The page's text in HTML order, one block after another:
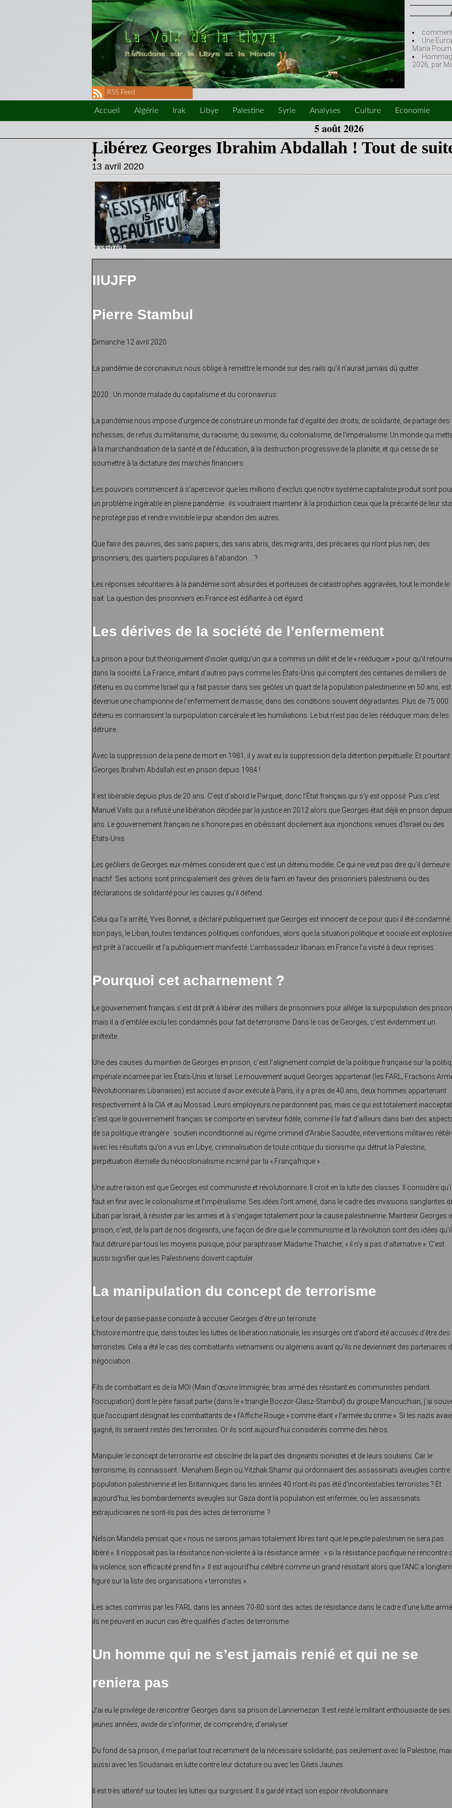
Une
Maria
2026, par
RSS Feed
Accueil Algérie Irak Libye Palestine Syrie Analyses Culture Economie
5 août 2026
Libérez Georges Ibrahim Abdallah ! Tout de
!
13 avril 2020
IIUJFP
Pierre Stambul
Dimanche 12 avril 2020
La pandémie de coronavirus nous oblige à remettre le monde sur des rails qu’il n’aurait jamais dû quitter.
2020 : Un monde malade du capitalisme et du coronavirus
La pandémie nous impose d’urgence de construire un monde fait d’égalité des droits, de solidarité, de partage des
richesses, de refus du militarisme, du racisme, du sexisme, du colonialisme, de l’impérialisme. Un monde qui
à la marchandisation de la santé et de l’éducation, à la destruction progressive de la planète, et qui cesse de se
soumettre à la dictature des marchés financiers.
Les pouvoirs commencent à s’apercevoir que les millions d’exclus que notre système capitaliste produit sont
un problème ingérable en pleine pandémie : ils voudraient maintenir à la production ceux que la précarité de leur
ne protège pas et rendre invisible le pur abandon des autres.
Que faire des pauvres, des sans papiers, des sans abris, des migrants, des précaires qui n’ont plus rien, des
prisonniers, des quartiers populaires à l’abandon … ?
Les réponses sécuritaires à la pandémie sont absurdes et porteuses de catastrophes aggravées, tout le monde le
sait. La question des prisonniers en France est édifiante à cet égard.
Les dérives de la société de l’enfermement
La prison a pour but théoriquement d’isoler quelqu’un qui a commis un délit et de le « rééduquer » pour qu’il
dans la société. La France, imitant d’autres pays comme les États-Unis qui comptent des centaines de milliers de
détenu.es ou comme Israël qui a fait passer dans ses geôles un quart de la population palestinienne en 50 ans, est
devenue une championne de l’enfermement de masse, dans des conditions souvent dégradantes. Plus de 75 000
détenu.es connaissent la surpopulation carcérale et les humiliations. Le but n’est pas de les rééduquer mais de les
détruire.
Avec la suppression de la peine de mort en 1981, il y avait eu la suppression de la détention perpétuelle. Et pourtant
Georges Ibrahim Abdallah est en prison depuis 1984 !
Il est libérable depuis plus de 20 ans. C’est d’abord le Parquet, donc l’État français qui s’y est opposé. Puis c’est
Manuel Valls qui a refusé une libération décidée par la justice en 2012 alors que Georges était déjà en prison
ans. Le gouvernement français ne s’honore pas en obéissant docilement aux injonctions venues d’Israël ou des
États-Unis.
Les geôliers de Georges eux-mêmes considèrent que c’est un détenu modèle. Ce qui ne veut pas dire qu’il demeure
inactif. Ses actions sont principalement des grèves de la faim en faveur des prisonniers palestiniens ou des
déclarations de solidarité pour les causes qu’il défend.
Celui qui l’a arrêté, Yves Bonnet, a déclaré publiquement que Georges est innocent de ce pour quoi il été condamné
son pays, le Liban, toutes tendances politiques confondues, alors que la situation politique et sociale est
est prêt à l’accueillir et l’a publiquement manifesté. L’ambassadeur libanais en France l’a visité à deux reprises.
Pourquoi cet acharnement ?
Le gouvernement français s’est dit prêt à libérer des milliers de prisonniers pour alléger la surpopulation des
mais il a d’emblée exclu les condamnés pour fait de terrorisme. Dans le cas de Georges, c’est évidemment un
prétexte.
Une des causes du maintien de Georges en prison, c’est l’alignement complet de la politique française sur la
impériale incarnée par les États-Unis et Israël. Le mouvement auquel Georges appartenait (les FARL, Fractions
Révolutionnaires Libanaises) est accusé d’avoir exécuté à Paris, il y a près de 40 ans, deux hommes appartenant
respectivement à la CIA et au Mossad. Leurs employeurs ne pardonnent pas, mais ce qui est totalement
c’est que le gouvernement français se comporte en serviteur fidèle, comme il le fait d’ailleurs dans bien des
de sa politique étrangère : soutien inconditionnel au régime criminel d’Arabie Saoudite, interventions militaires
avec les résultats qu’on a vus en Libye, criminalisation de toute critique du sionisme qui détruit la Palestine,
perpétuation éternelle du néocolonialisme incarné par la « Françafrique » …
Une autre raison est que Georges est communiste et révolutionnaire. Il croit en la lutte des classes. Il considère
faut en finir avec le colonialisme et l’impérialisme. Ses idées l’ont amené, dans le cadre des invasions sanglantes
Liban par Israël, à résister par les armes et à s’engager totalement pour la cause palestinienne. Maintenir Georges
prison, c’est, de la part de nos dirigeants, une façon de dire que le communisme et la révolution sont des idées qu’il
faut détruire par tous les moyens puisque, pour paraphraser Madame Thatcher, « il n’y a pas d’alternative ». C’est
aussi signifier que les Palestiniens doivent capituler.
La manipulation du concept de terrorisme
Le tour de passe-passe consiste à accuser Georges d’être un terroriste.
L’histoire montre que, dans toutes les luttes de libération nationale, les insurgés ont d’abord été accusés d’être des
terroristes. Cela a été le cas des combattants vietnamiens ou algériens avant qu’ils ne deviennent des partenaires
négociation.
Fils de combattant.es de la MOI (Main d’œuvre Immigrée, bras armé des résistant.es communistes pendant
l’occupation) dont le père faisait partie (dans le « triangle Boczor-Glasz-Stambul) du groupe Manouchian, j’ai
que l’occupant désignait les combattants de « l’Affiche Rouge » comme étant « l’armée du crime ». Si les nazis
gagné, ils seraient restés des terroristes. Or ils sont aujourd’hui considérés comme des héros.
Manipuler le concept de terrorisme est obscène de la part des dirigeants sionistes et de leurs soutiens. Car le
terrorisme, ils connaissent : Menahem Begin ou Yitzhak Shamir qui ordonnaient des assassinats aveugles contre
population palestinienne et les Britanniques dans les années 40 n’ont-ils pas été d’incontestables terroristes ? Et
aujourd’hui, les bombardements aveugles sur Gaza dont la population est enfermée, ou les assassinats
extrajudiciaires ne sont-ils pas des actes de terrorisme. ?
Nelson Mandela pensait que « nous ne serons jamais totalement libres tant que le peuple palestinien ne sera pas
libéré ». Il n’opposait pas la résistance non-violente à la résistance armée : « si la résistance pacifique ne rencontre
la violence, son efficacité prend fin ». Il est aujourd’hui célébré comme un grand résistant alors que l’ANC a
figuré sur la liste des organisations « terroristes ».
Les actes commis par les FARL dans les années 70-80 sont des actes de résistance dans le cadre d’une lutte
ils ne peuvent en aucun cas être qualifiés d’actes de terrorisme.
Un homme qui ne s’est jamais renié et qui ne se
reniera pas
J’ai eu le privilège de rencontrer Georges dans sa prison de Lannemezan. Il est resté le militant enthousiaste de ses
jeunes années, avide de s’informer, de comprendre, d’analyser.
Du fond de sa prison, il me parlait tout récemment de la nécessaire solidarité, pas seulement avec la Palestine,
aussi avec les Soudanais en lutte contre leur dictature ou avec les Gilets Jaunes.
Il est très attentif sur toutes les luttes qui surgissent. Il a gardé intact son espoir révolutionnaire.